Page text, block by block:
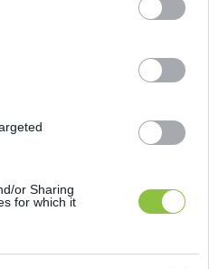
or Sharing
for which it